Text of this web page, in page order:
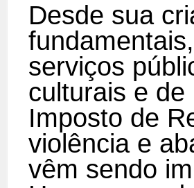
Desde sua
serviços
culturais e
Imposto de
violência e
vêm sendo